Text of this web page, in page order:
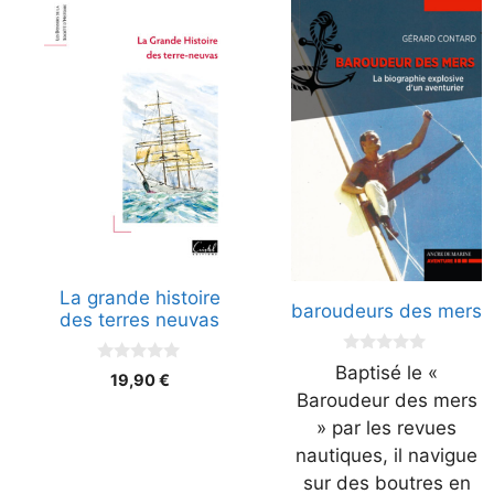
La grande histoire
des terres neuvas
19,90€
baroudeurs des mers
0
s
u
r
5
Baptisé le «
Baroudeur des mers
» par les revues
nautiques, il navigue
sur des boutres en